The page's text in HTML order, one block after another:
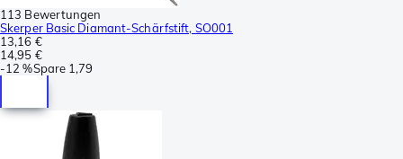
113 Bewertungen
Skerper Basic Diamant-Schärfstift, SO001
13,16 €
14,95 €
-12 %Spare 1,79